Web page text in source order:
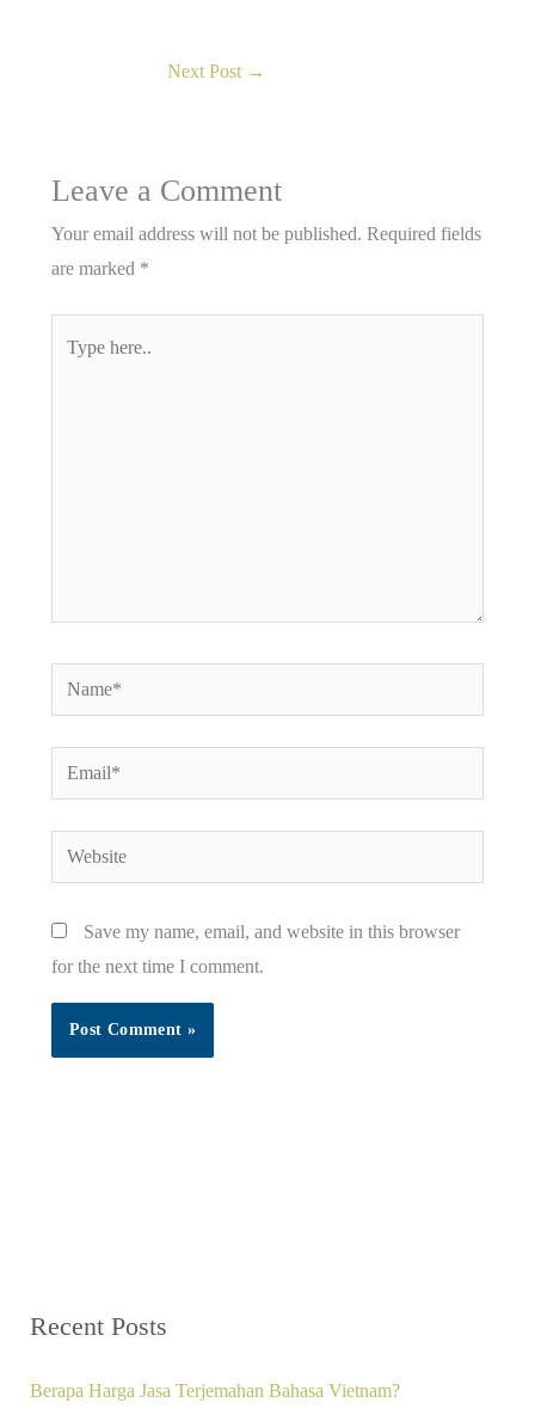
Next Post →
Leave a Comment
Your email address will not be published. Required fields
are marked *
Name*
Email*
Website
Save my name, email, and website in this browser
for the next time I comment.
Recent Posts
Berapa Harga Jasa Terjemahan Bahasa Vietnam?